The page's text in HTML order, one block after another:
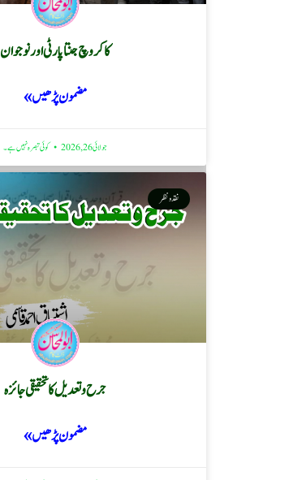
کاکروچ جنتا پارٹی اور نوجوان
مضمون پڑھیں »
جولائی 26, 2026 کوئی تبصرہ نہیں ہے۔
نقد ونظر
جرح و تعدیل کا تحقیقی جائزہ
مضمون پڑھیں »